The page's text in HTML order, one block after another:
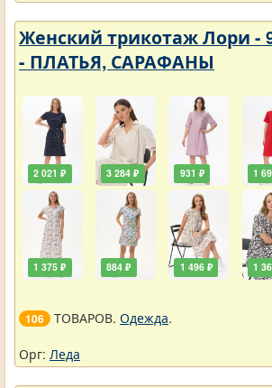
Женский трикотаж Лори -
- ПЛАТЬЯ, САРАФАНЫ
2 021 ₽
1 375 ₽
3 284 ₽
884 ₽
931 ₽
1 496 ₽
1
1
106 ТОВАРОВ. Одежда.
Орг: Леда